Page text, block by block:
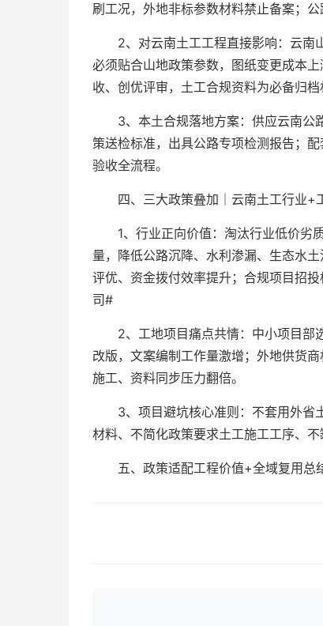
刷工况，外地非标参数材料禁止备案；
2、对云南土工工程直接影响：云南
必须贴合山地政策参数，图纸变更成本
收、创优评审，土工合规资料为必备归档
3、本土合规落地方案：供应云南公
策送检标准，出具公路专项检测报告；
验收全流程。
四、三大政策叠加｜云南土工行业+
1、行业正向价值：淘汰行业低价劣
量，降低公路沉降、水利渗漏、生态水
评优、资金拨付效率提升；合规项目招
司#
2、工地项目痛点共情：中小项目部
改版，文案编制工作量激增；外地供货
施工、资料同步压力翻倍。
3、项目避坑核心准则：不套用外省
材料、不简化政策要求土工施工工序、
五、政策适配工程价值+全域复用总